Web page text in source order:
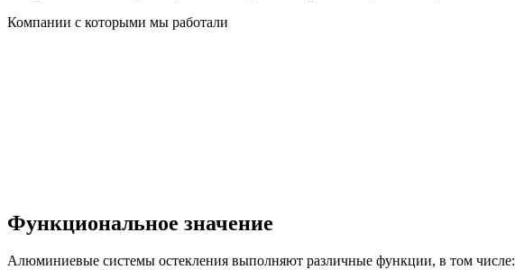
Компании с которыми мы работали
Функциональное значение
Алюминиевые системы остекления выполняют различные функции, в том числе: